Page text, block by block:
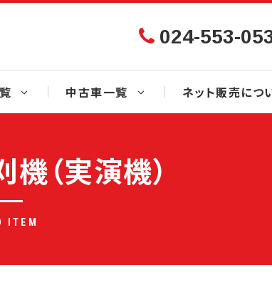
024-553-
中古車一覧 ネット販売につ
（実演機）
ITEM